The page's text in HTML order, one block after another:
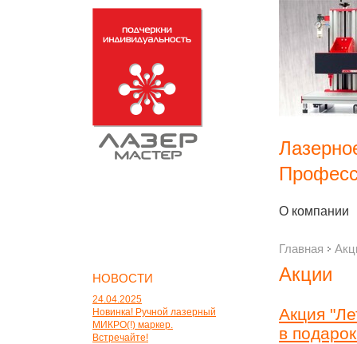
О компании
НОВОСТИ
24.04.2025
Новинка! Ручной лазерный
МИКРО(!) маркер.
Встречайте!
Главная
Акции
Акция
в